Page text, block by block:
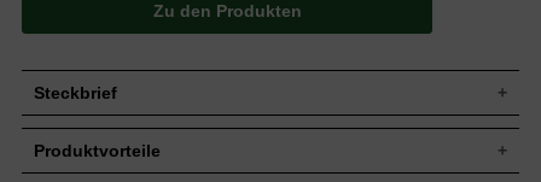
Zu den Produkten
Steckbrief
Zuwachs
Produktvorteile